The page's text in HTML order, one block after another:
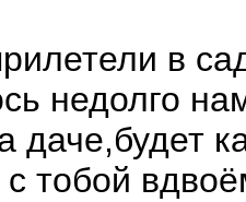
в
недолго
даче,будет
тобой